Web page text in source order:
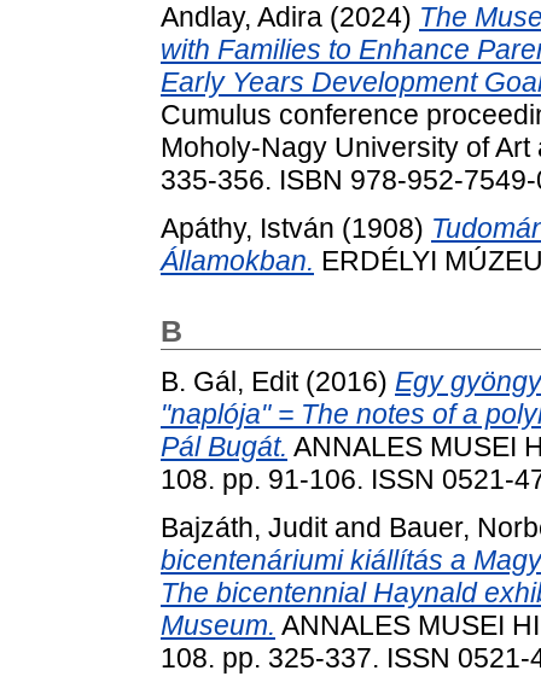
Andlay, Adira (2024) The
with Families to Enhance
Early Years Development
Cumulus conference
Moholy-Nagy University of
335-356. ISBN 978-952-
Apáthy, István (1908)
Államokban. ERDÉLYI
B
B. Gál, Edit(2016) Egy
"naplója" = The notes of a
Pál Bugát. ANNALES MUSEI
108. pp. 91-106. ISSN 0521-
Bajzáth, Juditand Bauer,
bicentenáriumi kiállítás a
The bicentennial Haynald
Museum. ANNALES MUSEI
108. pp. 325-337. ISSN 0521-